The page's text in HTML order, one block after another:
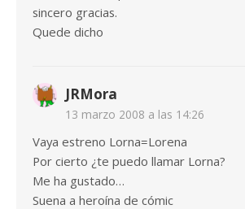
sincero gracias.
Quede dicho
JRMora
13 marzo 2008 a las 14:26
Vaya estreno Lorna=Lorena
Por cierto ¿te puedo llamar Lorna?
Me ha gustado…
Suena a heroína de cómic